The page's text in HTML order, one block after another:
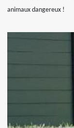
animaux dangereux !